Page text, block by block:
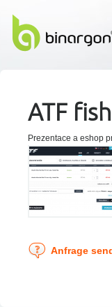
ATF
Prezentace a eshop
Anfrage